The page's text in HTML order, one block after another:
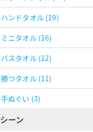
ハンドタオル (19)
ミニタオル (16)
バスタオル (12)
勝つタオル (11)
手ぬぐい (3)
シーン